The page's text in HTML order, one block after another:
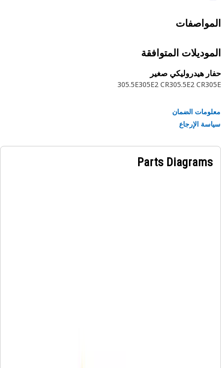
المتوافقة
هيدروليكي‬ صغير
305.5E2 CR
305E2 CR
305.5E
الضمان
الإرجاع
Parts Diagrams